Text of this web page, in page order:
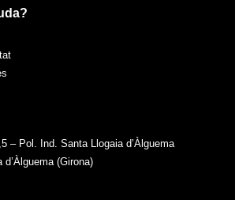
– Pol. Ind. Santa Llogaia d’Àlguema
(Girona)